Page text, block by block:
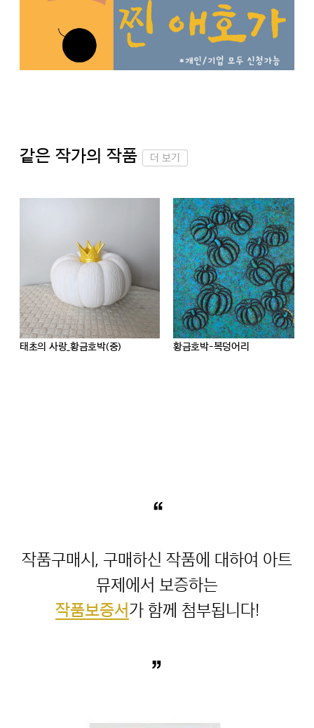
같은 작가의 작품 더 보기
황금호박-복덩어리 황금호박-밝은 빛이 내리는 밤
“
작품구매시, 구매하신 작품에 대하여 아트
작품보증서
”